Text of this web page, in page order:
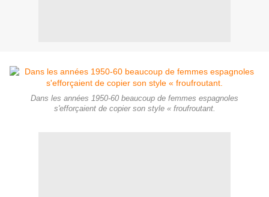
Dans les années 1950-60 beaucoup de femmes espagnoles
s'efforçaient de copier son style « froufroutant.